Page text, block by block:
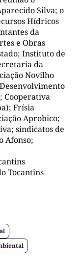
Silva; o
Hídricos
da
e Obras
Instituto de
da
Novilho
Cooperativa
Frísia
Aprobico;
sindicatos de
Afonso;
Tocantins